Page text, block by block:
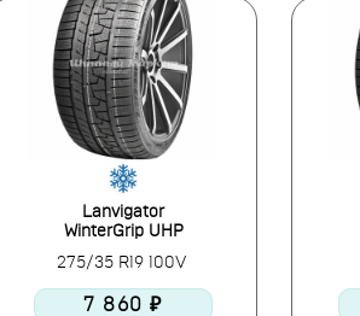
Lanvigator
WinterGrip UHP
275/35 R19 100V
7 860 ₽